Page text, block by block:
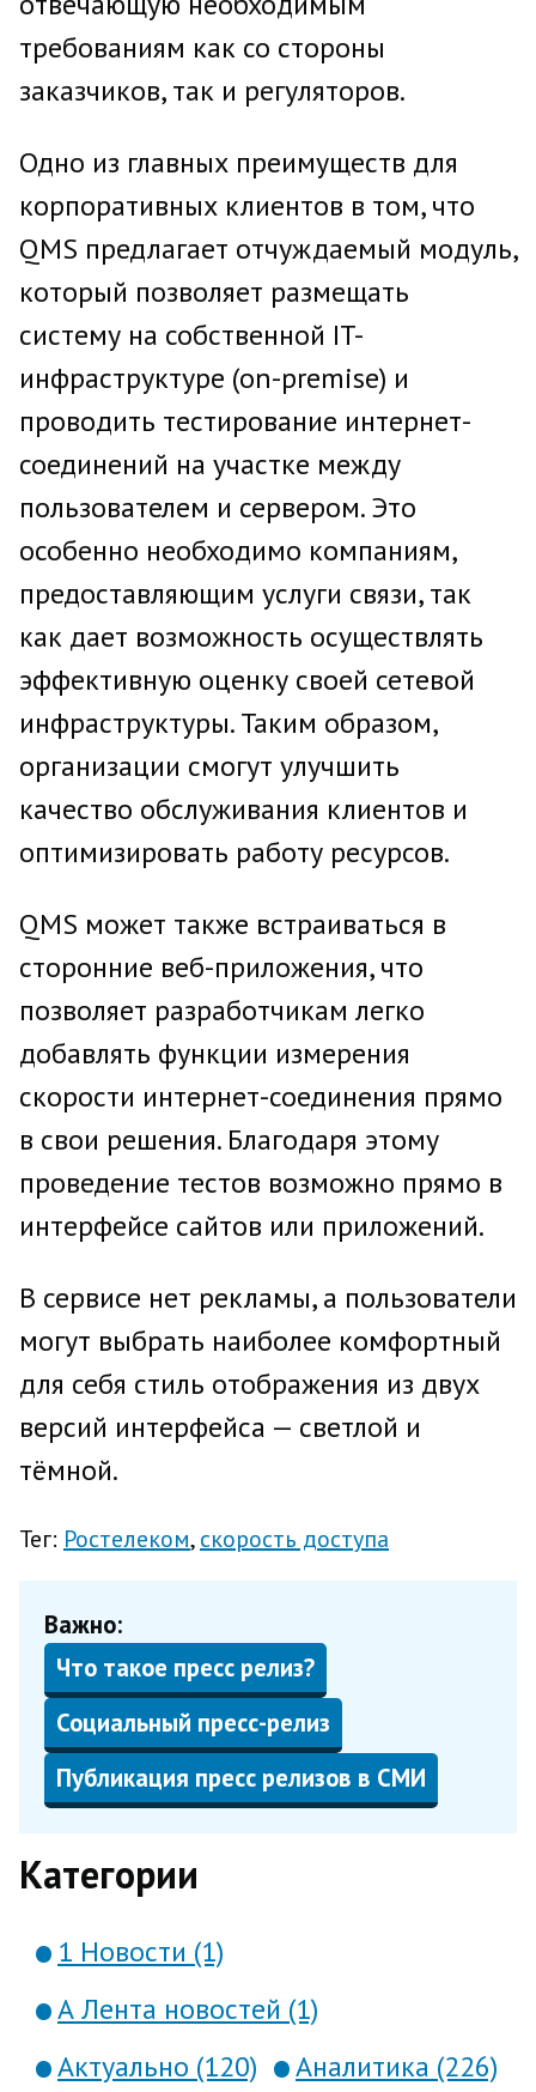
требованиям как со стороны
заказчиков, так и регуляторов.
Одно из главных преимуществ для
корпоративных клиентов в том, что
QMS предлагает отчуждаемый модуль,
который позволяет размещать
систему на собственной IT-
инфраструктуре (on-premise) и
проводить тестирование интернет-
соединений на участке между
пользователем и сервером. Это
особенно необходимо компаниям,
предоставляющим услуги связи, так
как дает возможность осуществлять
эффективную оценку своей сетевой
инфраструктуры. Таким образом,
организации смогут улучшить
качество обслуживания клиентов и
оптимизировать работу ресурсов.
QMS может также встраиваться в
сторонние веб-приложения, что
позволяет разработчикам легко
добавлять функции измерения
скорости интернет-соединения прямо
в свои решения. Благодаря этому
проведение тестов возможно прямо в
интерфейсе сайтов или приложений.
В сервисе нет рекламы, а пользователи
могут выбрать наиболее комфортный
для себя стиль отображения из двух
версий интерфейса — светлой и
тёмной.
Тег: Ростелеком скорость доступа
Важно:
Что такое пресс релиз?
Социальный пресс-релиз
Публикация пресс релизов в СМИ
Категории
1 Новости (1)
А Лента новостей (1)
Актуально (120)
Аналитика (226)